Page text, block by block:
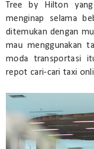
Tree by Hilton
menginap selama
ditemukan dengan
mau menggunakan
moda transportasi
repot cari-cari taxi